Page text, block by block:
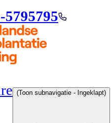
5795795
(Toon subnavigatie - Ingeklapt)